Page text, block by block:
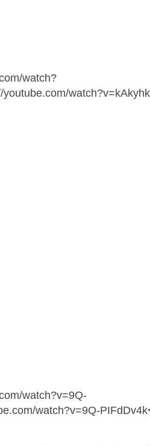
watch?
watch?v=9Q-
watch?v=9Q-